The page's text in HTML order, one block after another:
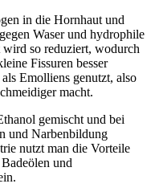
in die Hornhaut und
Waser und hydrophile
so reduziert, wodurch
Fissuren besser
Emolliens genutzt, also
macht.
gemischt und bei
und Narbenbildung
nutzt man die Vorteile
und